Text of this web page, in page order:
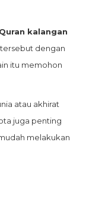
kalangan
dengan
itu memohon
atau akhirat
juga penting
melakukan